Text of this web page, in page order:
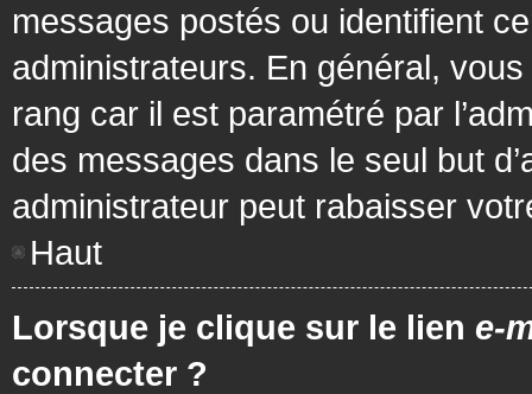
messages postés ou identifient
administrateurs. En général,
rang car il est paramétré par
des messages dans le seul but
administrateur peut rabaisser
Haut
Lorsque je clique sur le lien e-
connecter ?